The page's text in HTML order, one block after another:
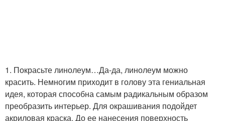
1. Покрасьте линолеум…Да-да, линолеум можно
красить. Немногим приходит в голову эта гениальная
идея, которая способна самым радикальным образом
преобразить интерьер. Для окрашивания подойдет
акриловая краска. До ее нанесения поверхность